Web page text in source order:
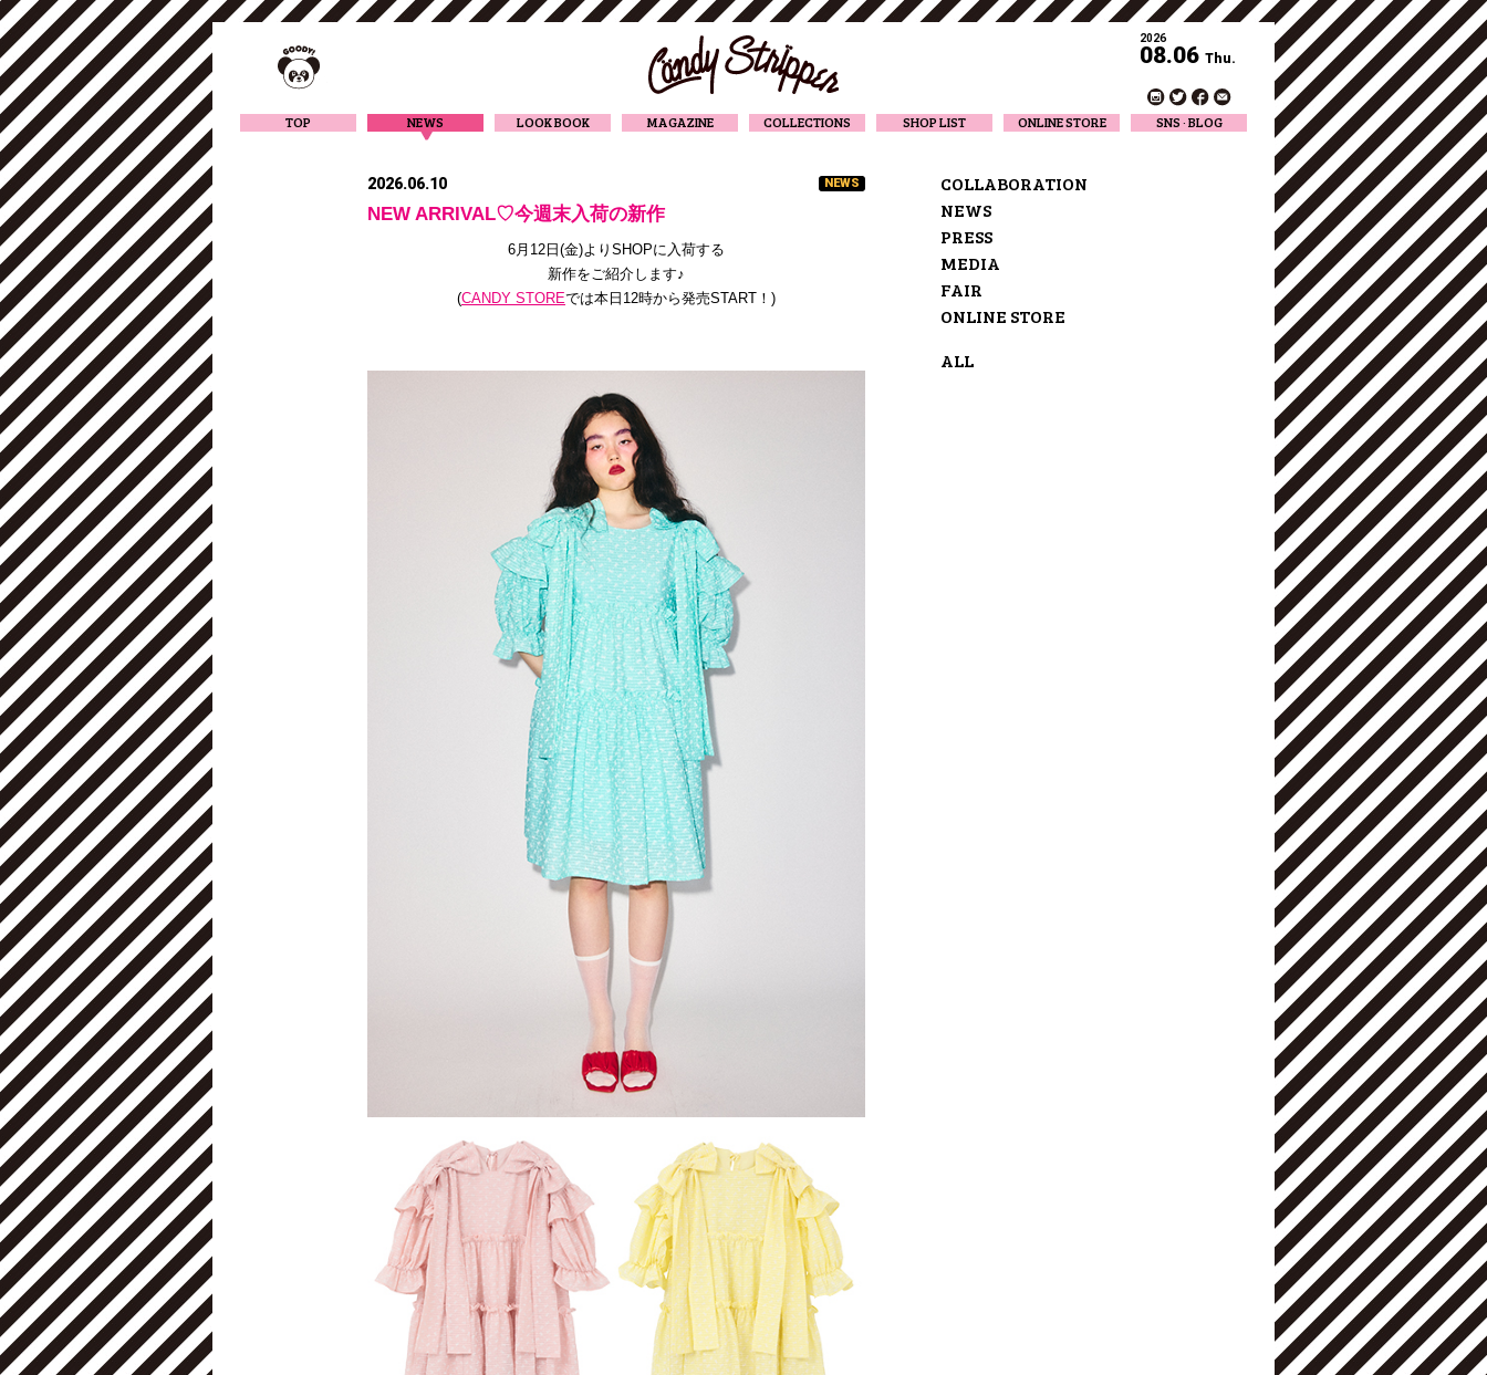
2026
08.06 Thu.
TOP NEWS LOOK BOOK MAGAZINE COLLECTIONS SHOP LIST ONLINE STORE SNS · BLOG
2026.06.10 NEWS
NEW ARRIVAL♡今週末入荷の新作
6月12日(金)よりSHOPに入荷する
新作をご紹介します♪
(CANDY STOREでは本日12時から発売START！ )
COLLABORATION
NEWS
PRESS
MEDIA
FAIR
ONLINE STORE
ALL